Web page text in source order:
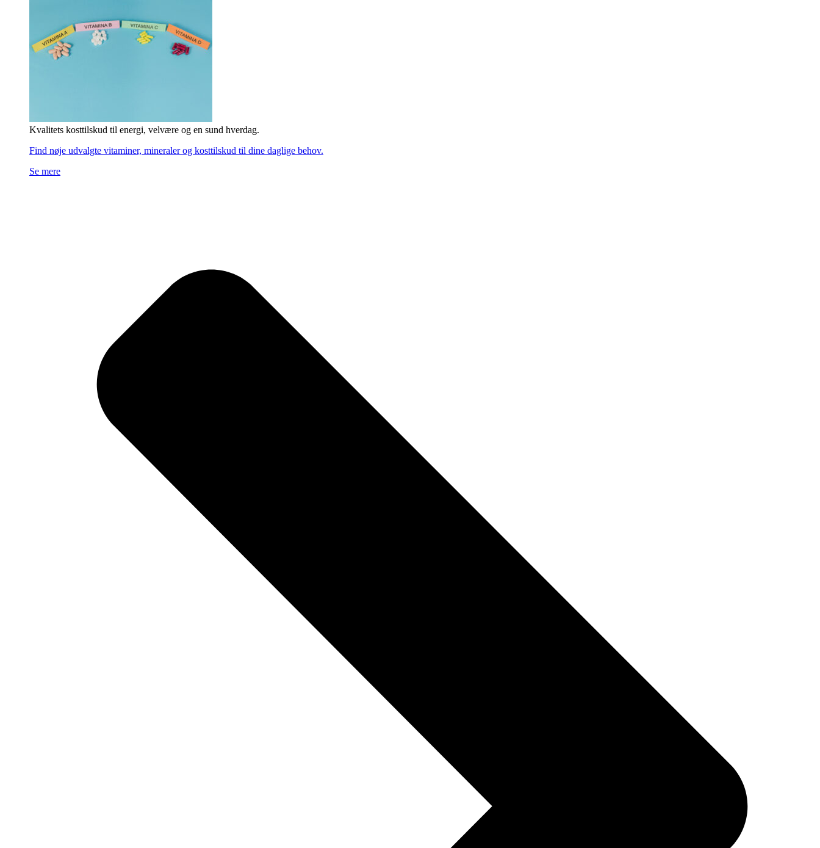
Kvalitets kosttilskud til energi, velvære og en sund hverdag.
Find nøje udvalgte vitaminer, mineraler og kosttilskud til dine daglige behov.
Se mere